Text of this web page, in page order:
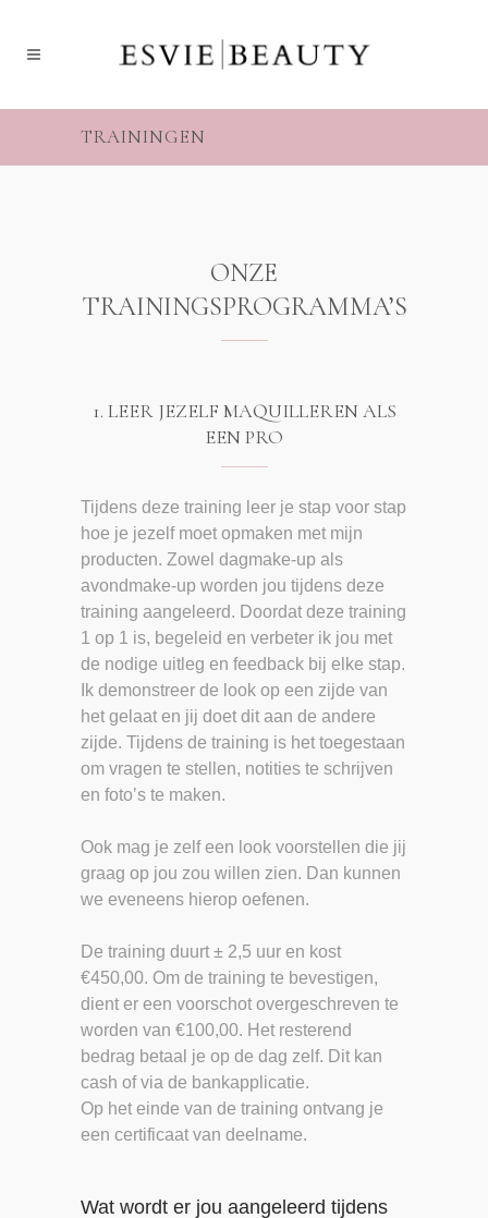
TRAININGEN
ONZE
TRAININGSPROGRAMMA’S
1. LEER JEZELF MAQUILLEREN ALS
EEN PRO
Tijdens deze training leer je stap voor stap
hoe je jezelf moet opmaken met mijn
producten. Zowel dagmake-up als
avondmake-up worden jou tijdens deze
training aangeleerd. Doordat deze training
1 op 1 is, begeleid en verbeter ik jou met
de nodige uitleg en feedback bij elke stap.
Ik demonstreer de look op een zijde van
het gelaat en jij doet dit aan de andere
zijde. Tijdens de training is het toegestaan
om vragen te stellen, notities te schrijven
en foto’s te maken.
Ook mag je zelf een look voorstellen die jij
graag op jou zou willen zien. Dan kunnen
we eveneens hierop oefenen.
De training duurt ± 2,5 uur en kost
€450,00. Om de training te bevestigen,
dient er een voorschot overgeschreven te
worden van €100,00. Het resterend
bedrag betaal je op de dag zelf. Dit kan
cash of via de bankapplicatie.
Op het einde van de training ontvang je
een certificaat van deelname.
Wat wordt er jou aangeleerd tijdens